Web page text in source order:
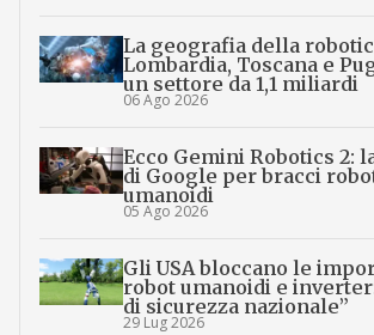
La geografia della
Lombardia, Toscana e
un settore da 1,1 miliardi
06 Ago 2026
Ecco Gemini Robotics 2:
di Google per bracci
umanoidi
05 Ago 2026
Gli USA bloccano le
robot umanoidi e
di sicurezza nazionale”
29 Lug 2026